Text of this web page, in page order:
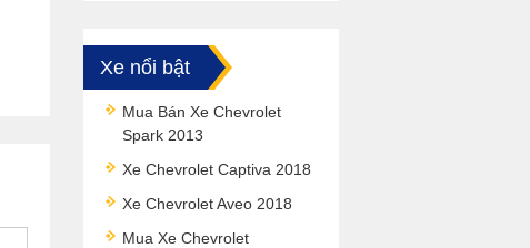
Xe nổi bật
Mua Bán Xe Chevrolet
Spark 2013
Xe Chevrolet Captiva 2018
Xe Chevrolet Aveo 2018
Mua Xe Chevrolet